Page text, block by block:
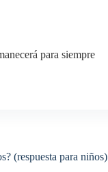
para siempre
(respuesta para niños)